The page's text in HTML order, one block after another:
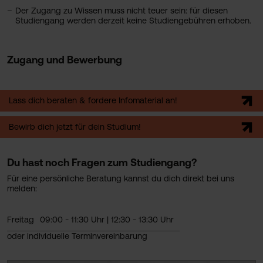
Der Zugang zu Wissen muss nicht teuer sein: für diesen
Studiengang werden derzeit keine Studiengebühren erhoben.
Zugang und Bewerbung
Lass dich beraten & fordere Infomaterial an!
Bewirb dich jetzt für dein Studium!
Du hast noch Fragen zum Studiengang?
Für eine persönliche Beratung kannst du dich direkt bei uns
melden:
Freitag
09:00 - 11:30 Uhr | 12:30 - 13:30 Uhr
oder individuelle Terminvereinbarung